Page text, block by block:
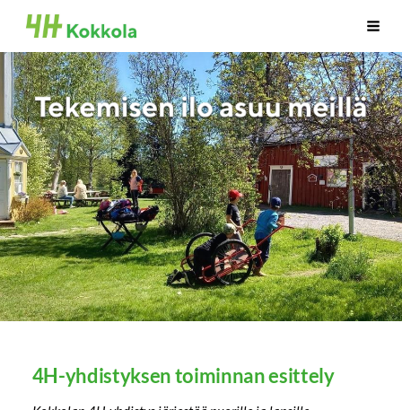
Siirry
sivun
sisältöön
Kokkolan 4H-yhdistys
4H-yhdistyksen toiminnan esittely